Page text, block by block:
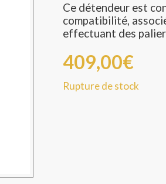
409,00€
Ce détendeur est
compatibilité,
effectuant des
Rupture de stock